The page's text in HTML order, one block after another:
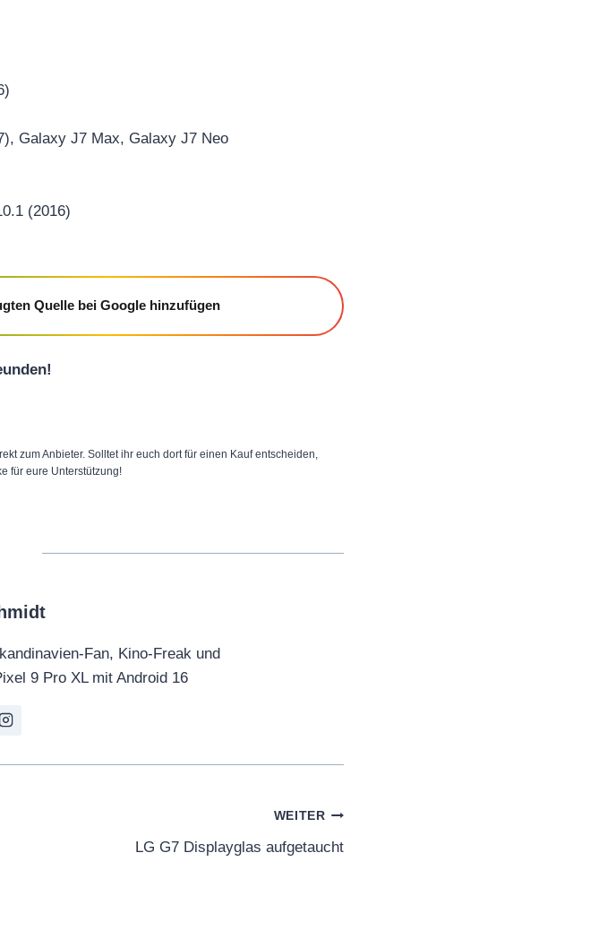
Galaxy J7 Max, Galaxy J7 Neo
(2016)
Quelle bei Google hinzufügen
zum Anbieter. Solltet ihr euch dort für einen Kauf entscheiden,
für eure Unterstützung!
Fan, Kino-Freak und
9 Pro XL mit Android 16
WEITER
LG G7 Displayglas aufgetaucht